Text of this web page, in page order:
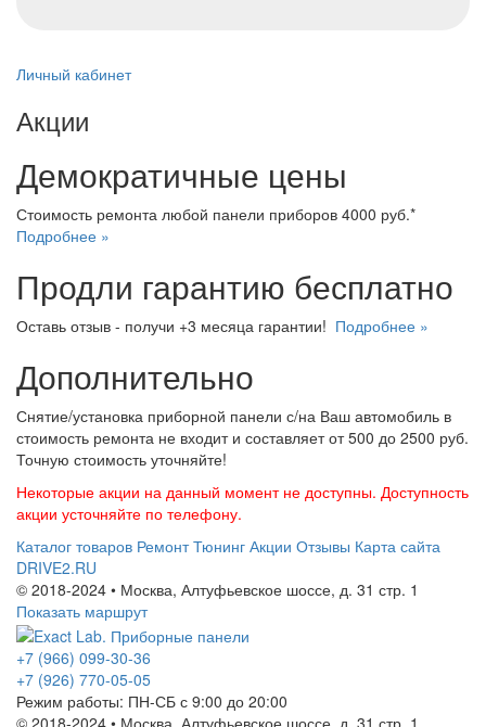
Личный кабинет
Акции
Демократичные цены
Стоимость ремонта любой панели приборов 4000 руб.*
Подробнее »
Продли гарантию бесплатно
Оставь отзыв - получи +3 месяца гарантии! Подробнее »
Дополнительно
Снятие/установка приборной панели с/на Ваш автомобиль в
стоимость ремонта не входит и составляет от 500 до 2500 руб.
Точную стоимость уточняйте!
Некоторые акции на данный момент не доступны. Доступность
акции усточняйте по телефону.
Каталог товаров Ремонт Тюнинг Акции Отзывы Карта сайта
DRIVE2.RU
© 2018-2024 • Москва, Алтуфьевское шоссе, д. 31 стр. 1
Показать маршрут
+7 (966) 099-30-36
+7 (926) 770-05-05
Режим работы: ПН-СБ с 9:00 до 20:00
© 2018-2024 • Москва, Алтуфьевское шоссе д. 31 стр. 1